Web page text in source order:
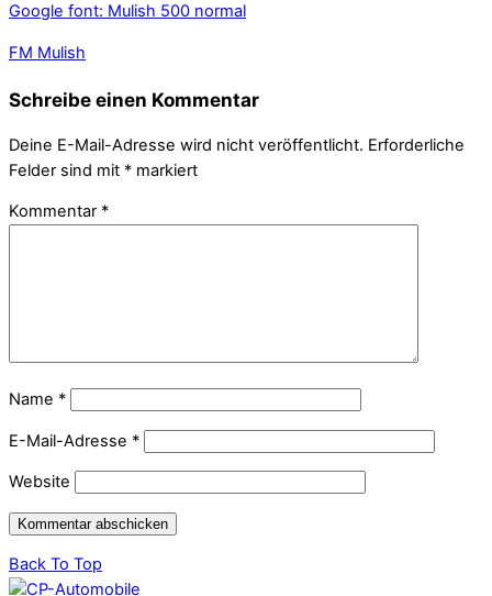
Google font: Mulish 500 normal
FM Mulish
Schreibe einen Kommentar
Deine E-Mail-Adresse wird nicht veröffentlicht. Erforderliche
Felder sind mit * markiert
Kommentar *
Name *
E-Mail-Adresse *
Website
Back To Top